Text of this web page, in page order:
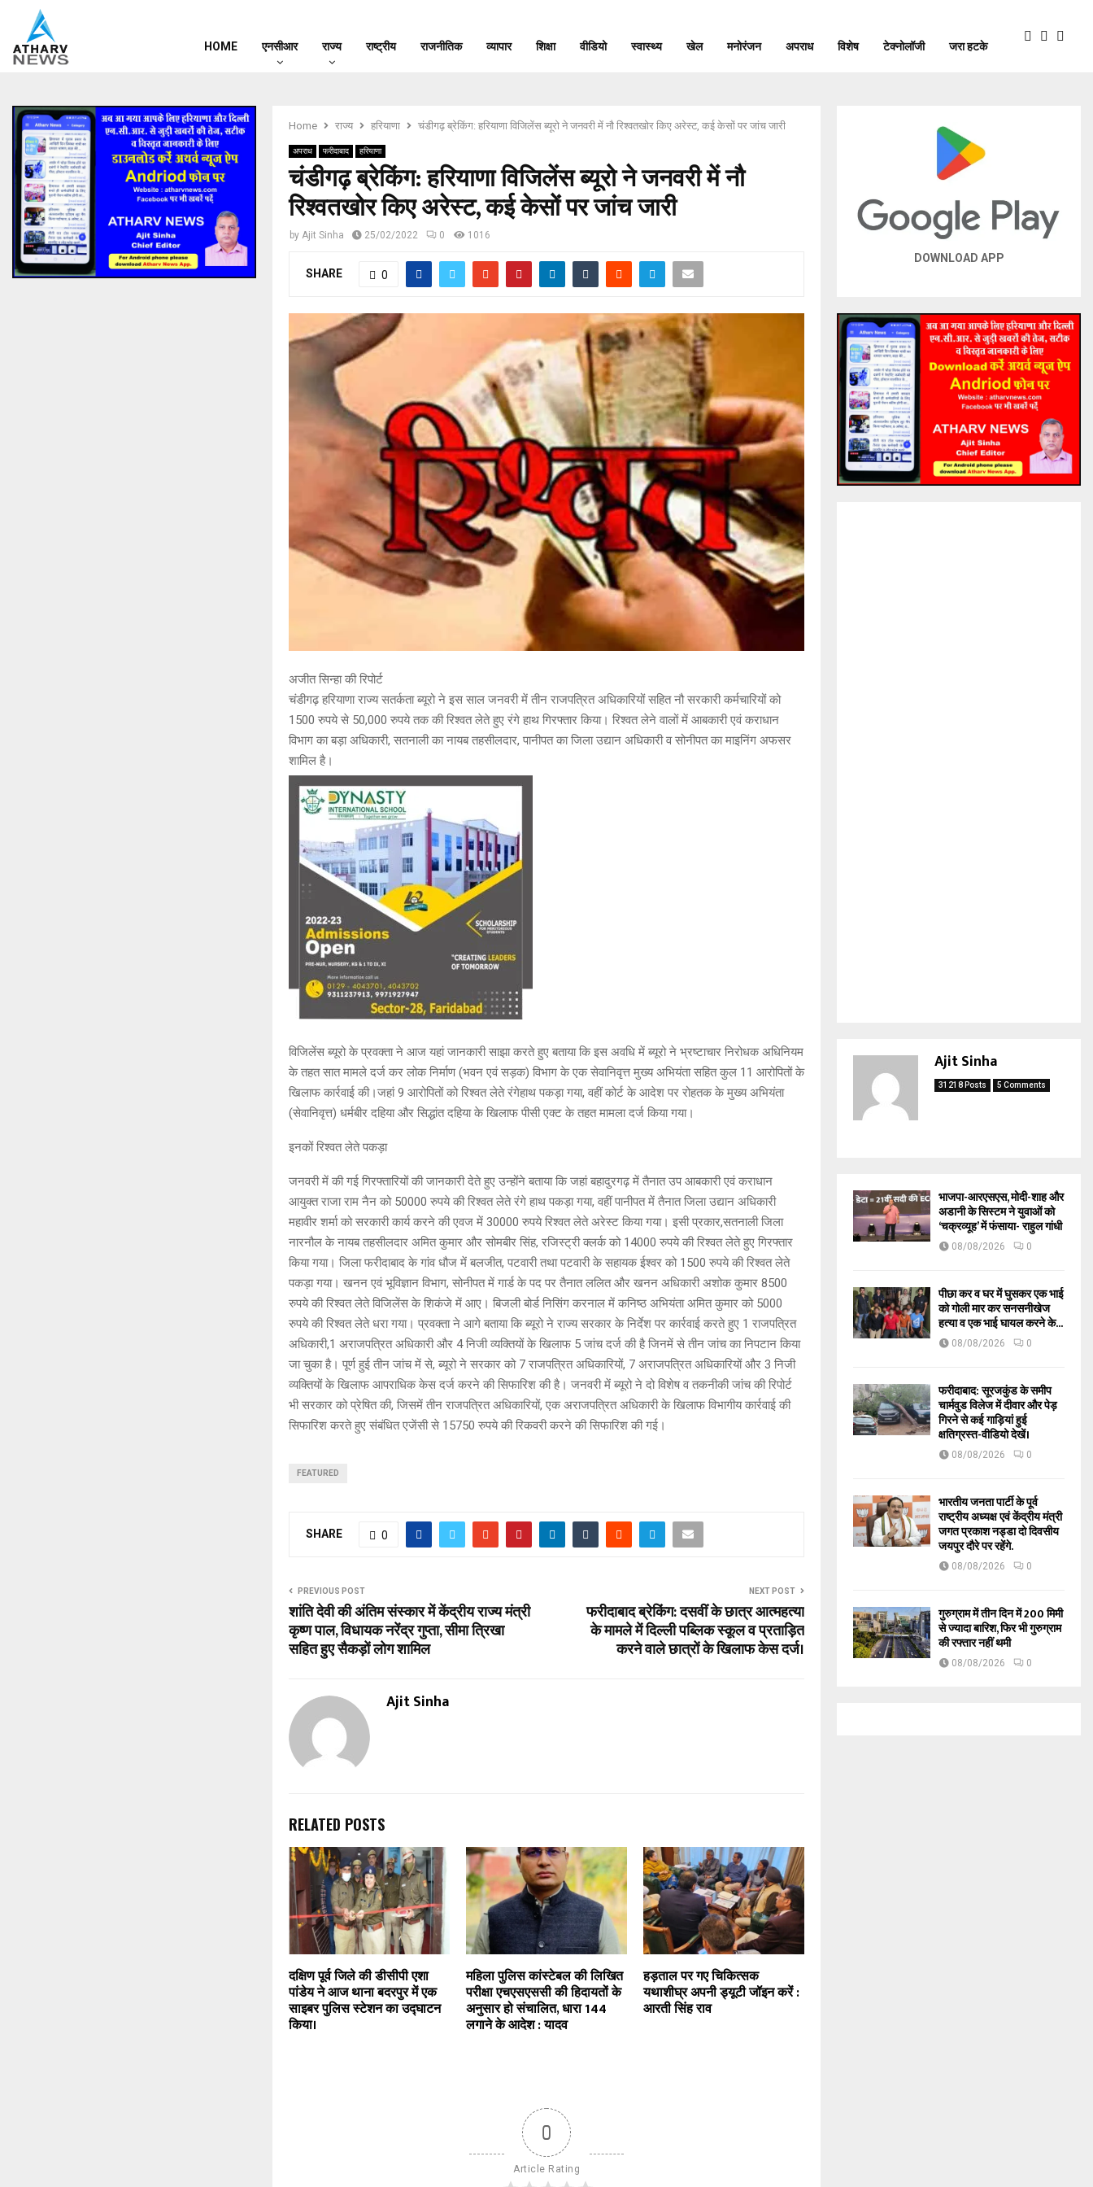
HOME एनसीआर राज्य राष्ट्रीय राजनीतिक व्यापार शिक्षा वीडियो स्वास्थ्य खेल मनोरंजन अपराध विशेष टेक्नोलॉजी जरा हटके
Home राज्य हरियाणा चंडीगढ़ ब्रेकिंग: हरियाणा विजिलेंस ब्यूरो ने जनवरी में नौ रिश्वतखोर किए अरेस्ट, कई केसों पर जांच जारी
अपराध फरीदाबाद हरियाणा
चंडीगढ़ ब्रेकिंग: हरियाणा विजिलेंस ब्यूरो ने जनवरी में नौ
रिश्वतखोर किए अरेस्ट, कई केसों पर जांच जारी
by Ajit Sinha 25/02/2022 0 1016
SHARE 0
अजीत सिन्हा की रिपोर्ट
चंडीगढ़ हरियाणा राज्य सतर्कता ब्यूरो ने इस साल जनवरी में तीन राजपत्रित अधिकारियों सहित नौ सरकारी कर्मचारियों को
1500 रुपये से 50,000 रुपये तक की रिश्वत लेते हुए रंगे हाथ गिरफ्तार किया। रिश्वत लेने वालों में आबकारी एवं कराधान
विभाग का बड़ा अधिकारी, सतनाली का नायब तहसीलदार, पानीपत का जिला उद्यान अधिकारी व सोनीपत का माइनिंग अफसर
शामिल है।
विजिलेंस ब्यूरो के प्रवक्ता ने आज यहां जानकारी साझा करते हुए बताया कि इस अवधि में ब्यूरो ने भ्रष्टाचार निरोधक अधिनियम
के तहत सात मामले दर्ज कर लोक निर्माण (भवन एवं सड़क) विभाग के एक सेवानिवृत्त मुख्य अभियंता सहित कुल 11 आरोपितों के
खिलाफ कार्रवाई की।जहां 9 आरोपितों को रिश्वत लेते रंगेहाथ पकड़ा गया, वहीं कोर्ट के आदेश पर रोहतक के मुख्य अभियंता
(सेवानिवृत्त) धर्मबीर दहिया और सिद्धांत दहिया के खिलाफ पीसी एक्ट के तहत मामला दर्ज किया गया।
इनकों रिश्वत लेते पकड़ा
जनवरी में की गई गिरफ्तारियों की जानकारी देते हुए उन्होंने बताया कि जहां बहादुरगढ़ में तैनात उप आबकारी एवं कराधान
आयुक्त राजा राम नैन को 50000 रुपये की रिश्वत लेते रंगे हाथ पकड़ा गया, वहीं पानीपत में तैनात जिला उद्यान अधिकारी
महावीर शर्मा को सरकारी कार्य करने की एवज में 30000 रुपये रिश्वत लेते अरेस्ट किया गया। इसी प्रकार,सतनाली जिला
नारनौल के नायब तहसीलदार अमित कुमार और सोमबीर सिंह, रजिस्ट्री क्लर्क को 14000 रुपये की रिश्वत लेते हुए गिरफ्तार
किया गया। जिला फरीदाबाद के गांव धौज में बलजीत, पटवारी तथा पटवारी के सहायक ईश्वर को 1500 रुपये की रिश्वत लेते
पकड़ा गया। खनन एवं भूविज्ञान विभाग, सोनीपत में गार्ड के पद पर तैनात ललित और खनन अधिकारी अशोक कुमार 8500
रुपये की रिश्वत लेते विजिलेंस के शिकंजे में आए। बिजली बोर्ड निसिंग करनाल में कनिष्ठ अभियंता अमित कुमार को 5000
रुपये की रिश्वत लेते धरा गया। प्रवक्ता ने आगे बताया कि ब्यूरो ने राज्य सरकार के निर्देश पर कार्रवाई करते हुए 1 राजपत्रित
अधिकारी,1 अराजपत्रित अधिकारी और 4 निजी व्यक्तियों के खिलाफ 5 जांच दर्ज की है जिनमें से तीन जांच का निपटान किया
जा चुका है। पूर्ण हुई तीन जांच में से, ब्यूरो ने सरकार को 7 राजपत्रित अधिकारियों, 7 अराजपत्रित अधिकारियों और 3 निजी
व्यक्तियों के खिलाफ आपराधिक केस दर्ज करने की सिफारिश की है। जनवरी में ब्यूरो ने दो विशेष व तकनीकी जांच की रिपोर्ट
भी सरकार को प्रेषित की, जिसमें तीन राजपत्रित अधिकारियों, एक अराजपत्रित अधिकारी के खिलाफ विभागीय कार्रवाई की
सिफारिश करते हुए संबंधित एजेंसी से 15750 रुपये की रिकवरी करने की सिफारिश की गई।
FEATURED
SHARE 0
PREVIOUS POST
शांति देवी की अंतिम संस्कार में केंद्रीय राज्य मंत्री
कृष्ण पाल, विधायक नरेंद्र गुप्ता, सीमा त्रिखा
सहित हुए सैकड़ों लोग शामिल
NEXT POST
फरीदाबाद ब्रेकिंग: दसवीं के छात्र आत्महत्या
के मामले में दिल्ली पब्लिक स्कूल व प्रताड़ित
करने वाले छात्रों के खिलाफ केस दर्ज।
Ajit Sinha
RELATED POSTS
दक्षिण पूर्व जिले की डीसीपी एशा
पांडेय ने आज थाना बदरपुर में एक
साइबर पुलिस स्टेशन का उद्घाटन
किया।
महिला पुलिस कांस्टेबल की लिखित
परीक्षा एचएसएससी की हिदायतों के
अनुसार हो संचालित, धारा 144
लगाने के आदेश : यादव
हड़ताल पर गए चिकित्सक
यथाशीघ्र अपनी ड्यूटी जॉइन करें :
आरती सिंह राव
0
Article Rating
DOWNLOAD APP
Ajit Sinha
31218 Posts 5 Comments
भाजपा-आरएसएस, मोदी-शाह और
अडानी के सिस्टम ने युवाओं को
‘चक्रव्यूह’ में फंसाया- राहुल गांधी
08/08/2026 0
पीछा कर व घर में घुसकर एक भाई
को गोली मार कर सनसनीखेज
हत्या व एक भाई घायल करने के...
08/08/2026 0
फरीदाबाद: सूरजकुंड के समीप
चार्मवुड विलेज में दीवार और पेड़
गिरने से कई गाड़ियां हुई
क्षतिग्रस्त-वीडियो देखें।
08/08/2026 0
भारतीय जनता पार्टी के पूर्व
राष्ट्रीय अध्यक्ष एवं केंद्रीय मंत्री
जगत प्रकाश नड्डा दो दिवसीय
जयपुर दौरे पर रहेंगे.
08/08/2026 0
गुरुग्राम में तीन दिन में 200 मिमी
से ज्यादा बारिश, फिर भी गुरुग्राम
की रफ्तार नहीं थमी
08/08/2026 0